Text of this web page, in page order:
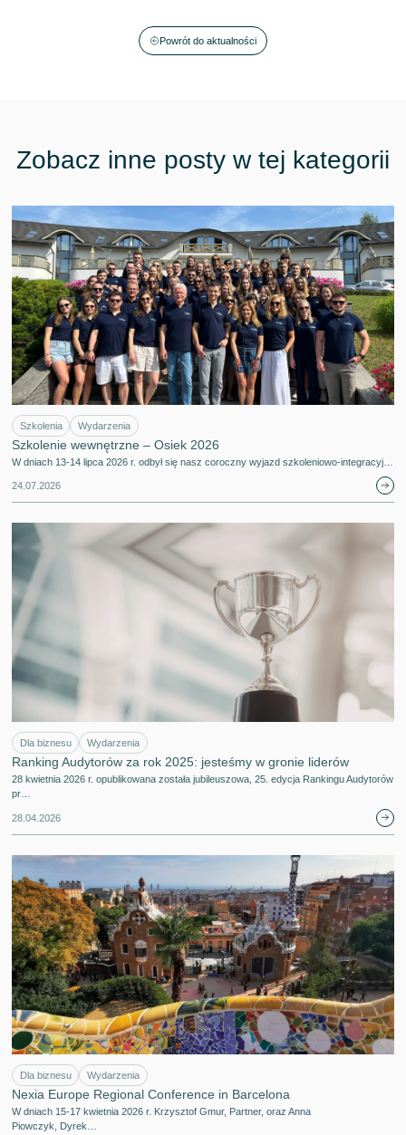
Powrót do aktualności
Zobacz inne posty w tej kategorii
Szkolenia Wydarzenia
Szkolenie wewnętrzne – Osiek 2026
W dniach 13-14 lipca 2026 r. odbył się nasz coroczny wyjazd szkoleniowo-integracyj…
24.07.2026
Dla biznesu Wydarzenia
Ranking Audytorów za rok 2025: jesteśmy w gronie liderów
28 kwietnia 2026 r. opublikowana została jubileuszowa, 25. edycja Rankingu Audytorów
pr…
28.04.2026
Dla biznesu Wydarzenia
Nexia Europe Regional Conference in Barcelona
W dniach 15-17 kwietnia 2026 r. Krzysztof Gmur, Partner, oraz Anna
Piowczyk, Dyrek…